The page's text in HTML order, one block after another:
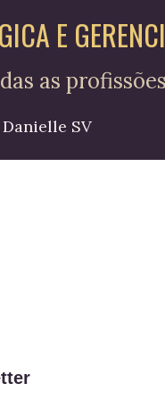
E
as profissões
SV